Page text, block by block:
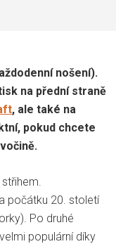
nošení).
na přední straně
, ale také na
pokud chcete
počátku 20. století
Po druhé
populární díky